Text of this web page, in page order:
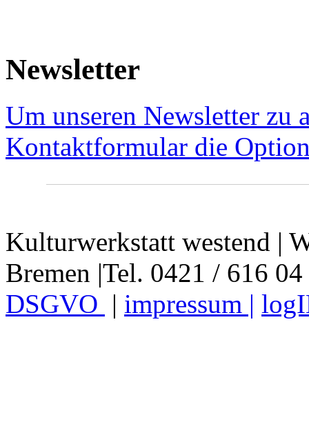
Newsletter
Um unseren Newsletter zu
Kontaktformular die
Kulturwerkstatt westend |
Bremen |Tel. 0421 / 616
DSGVO | impressum |